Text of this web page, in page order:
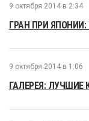
9 октября 2014 в 2:34
ГРАН ПРИ
9 октября 2014 в 1:06
ГАЛЕРЕЯ: ЛУЧШИЕ